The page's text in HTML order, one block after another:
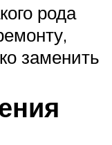
рода
заменить